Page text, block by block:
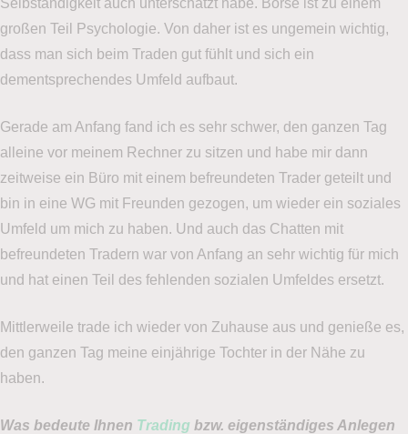
Selbständigkeit auch unterschätzt habe. Börse ist zu einem
großen Teil Psychologie. Von daher ist es ungemein wichtig,
dass man sich beim Traden gut fühlt und sich ein
dementsprechendes Umfeld aufbaut.
Gerade am Anfang fand ich es sehr schwer, den ganzen Tag
alleine vor meinem Rechner zu sitzen und habe mir dann
zeitweise ein Büro mit einem befreundeten Trader geteilt und
bin in eine WG mit Freunden gezogen, um wieder ein soziales
Umfeld um mich zu haben. Und auch das Chatten mit
befreundeten Tradern war von Anfang an sehr wichtig für mich
und hat einen Teil des fehlenden sozialen Umfeldes ersetzt.
Mittlerweile trade ich wieder von Zuhause aus und genieße es,
den ganzen Tag meine einjährige Tochter in der Nähe zu
haben.
Was bedeute Ihnen Trading bzw. eigenständiges Anlegen